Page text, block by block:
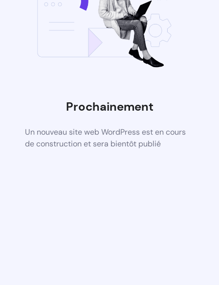
Prochainement
Un nouveau site web WordPress est en cours
de construction et sera bientôt publié